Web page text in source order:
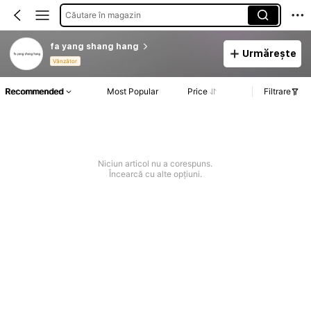
Căutare în magazin
fa yang shang hang
Vânzător
Urmărește
Recommended Most Popular Price Filtrare
Niciun articol nu a corespuns.
Încearcă cu alte opțiuni.